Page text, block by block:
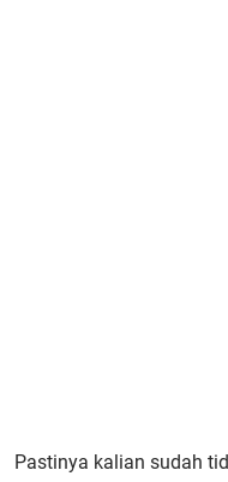
Pastinya kalian sudah